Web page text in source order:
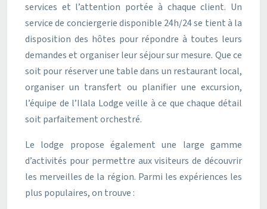
services et l’attention portée à chaque client. Un
service de conciergerie disponible 24h/24 se tient à la
disposition des hôtes pour répondre à toutes leurs
demandes et organiser leur séjour sur mesure. Que ce
soit pour réserver une table dans un restaurant local,
organiser un transfert ou planifier une excursion,
l’équipe de l’Ilala Lodge veille à ce que chaque détail
soit parfaitement orchestré.
Le lodge propose également une large gamme
d’activités pour permettre aux visiteurs de découvrir
les merveilles de la région. Parmi les expériences les
plus populaires, on trouve :